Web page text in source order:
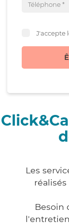
J'accepte
Les
Besoin